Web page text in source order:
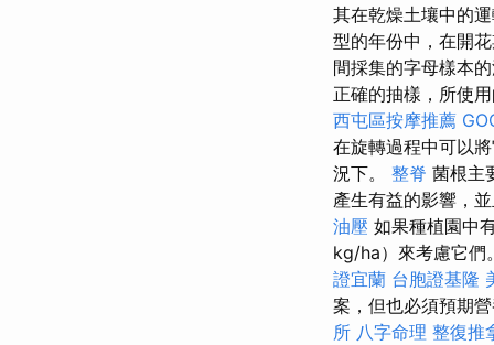
其在乾燥土壤中的運
型的年份中，在開
間採集的字母樣本
正確的抽樣，所使
西屯區按摩推薦
在旋轉過程中可以
況下。 整脊 菌根主
產生有益的影響，
油壓 如果種植園中
kg/ha）來考慮它們
證宜蘭 台胞證基隆
案，但也必須預期
所 八字命理 整復推